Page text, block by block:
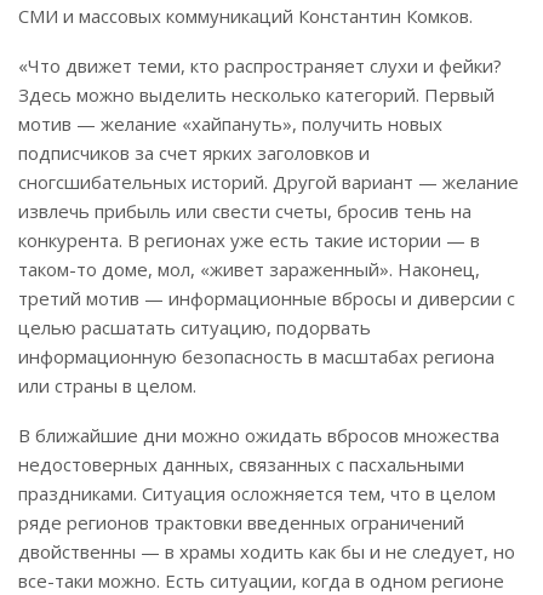
СМИ и массовых коммуникаций Константин Комков.
«Что движет теми, кто распространяет слухи и фейки?
Здесь можно выделить несколько категорий. Первый
мотив — желание «хайпануть», получить новых
подписчиков за счет ярких заголовков и
сногсшибательных историй. Другой вариант — желание
извлечь прибыль или свести счеты, бросив тень на
конкурента. В регионах уже есть такие истории — в
таком-то доме, мол, «живет зараженный». Наконец,
третий мотив — информационные вбросы и диверсии с
целью расшатать ситуацию, подорвать
информационную безопасность в масштабах региона
или страны в целом.
В ближайшие дни можно ожидать вбросов множества
недостоверных данных, связанных с пасхальными
праздниками. Ситуация осложняется тем, что в целом
ряде регионов трактовки введенных ограничений
двойственны — в храмы ходить как бы и не следует, но
все-таки можно. Есть ситуации, когда в одном регионе